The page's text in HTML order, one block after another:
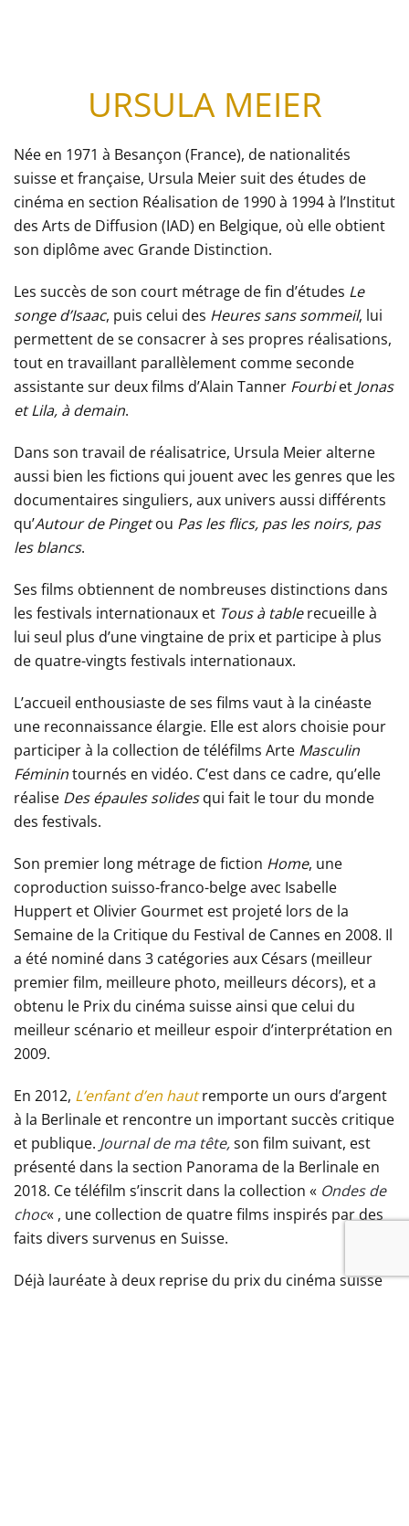
URSULA MEIER
Née en 1971 à Besançon (France), de nationalités
suisse et française, Ursula Meier suit des études de
cinéma en section Réalisation de 1990 à 1994 à l’Institut
des Arts de Diffusion (IAD) en Belgique, où elle obtient
son diplôme avec Grande Distinction.
Les succès de son court métrage de fin d’études Le
songe d’Isaac, puis celui des Heures sans sommeil, lui
permettent de se consacrer à ses propres réalisations,
tout en travaillant parallèlement comme seconde
assistante sur deux films d’Alain Tanner Fourbiet Jonas
et Lila, à demain.
Dans son travail de réalisatrice, Ursula Meier alterne
aussi bien les fictions qui jouent avec les genres que les
documentaires singuliers, aux univers aussi différents
qu’Autour de Pingetou Pas les flics, pas les noirs, pas
les blancs.
Ses films obtiennent de nombreuses distinctions dans
les festivals internationaux et Tous à tablerecueille à
lui seul plus d’une vingtaine de prix et participe à plus
de quatre-vingts festivals internationaux.
L’accueil enthousiaste de ses films vaut à la cinéaste
une reconnaissance élargie. Elle est alors choisie pour
participer à la collection de téléfilms Arte Masculin
Féminintournés en vidéo. C’est dans ce cadre, qu’elle
réalise Des épaules solidesqui fait le tour du monde
des festivals.
Son premier long métrage de fiction Home, une
coproduction suisso-franco-belge avec Isabelle
Huppert et Olivier Gourmet est projeté lors de la
Semaine de la Critique du Festival de Cannes en 2008. Il
a été nominé dans 3 catégories aux Césars (meilleur
premier film, meilleure photo, meilleurs décors), et a
obtenu le Prix du cinéma suisse ainsi que celui du
meilleur scénario et meilleur espoir d’interprétation en
2009.
En 2012, L’enfant d’en haut remporte un ours d’argent
à la Berlinale et rencontre un important succès critique
et publique. Journal de ma tête,son film suivant, est
présenté dans la section Panorama de la Berlinale en
2018. Ce téléfilm s’inscrit dans la collection « Ondes de
choc« , une collection de quatre films inspirés par des
faits divers survenus en Suisse.
Déjà lauréate à deux reprise du prix du cinéma suisse